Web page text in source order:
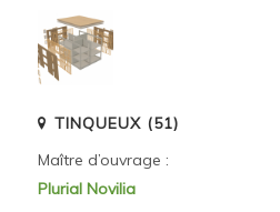
TINQUEUX (51)
Maître d’ouvrage :
Plurial Novilia